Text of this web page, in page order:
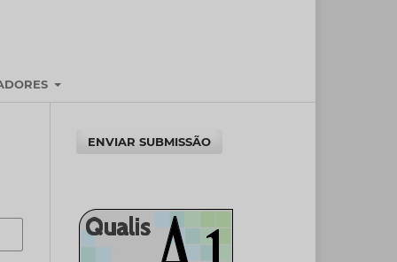
ENVIAR SUBMISSÃO